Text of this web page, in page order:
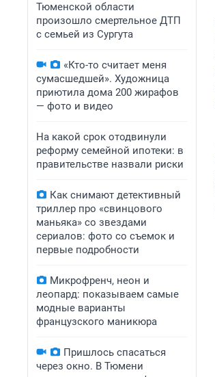
Тюменской области
произошло смертельное ДТП
с семьей из Сургута
«Кто-то считает меня
сумасшедшей». Художница
приютила дома 200 жирафов
— фото и видео
На какой срок отодвинули
реформу семейной ипотеки: в
правительстве назвали риски
Как снимают детективный
триллер про «свинцового
маньяка» со звездами
сериалов: фото со съемок и
первые подробности
Микрофренч, неон и
леопард: показываем самые
модные варианты
французского маникюра
Пришлось спасаться
через окно. В Тюмени